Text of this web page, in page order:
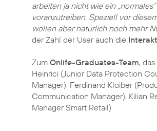
arbeiten ja nicht wie ein
voranzutreiben. Speziell vor
wollen aber natürlich noch mehr
der Zahl der User auch die
Zum Onlife-Graduates-Team,
Heinrici (Junior Data Protection
Manager), Ferdinand Kloiber
Communication Manager), Kilian
Manager Smart Retail).